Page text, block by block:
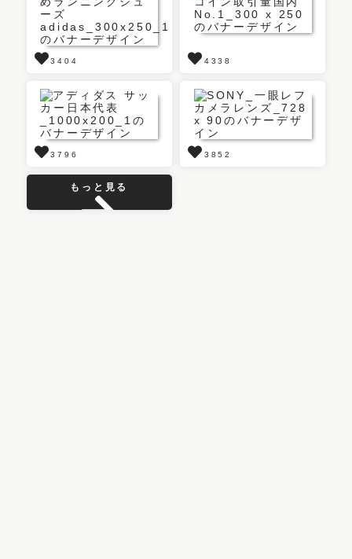
3404 4338
3796 3852
もっと見る